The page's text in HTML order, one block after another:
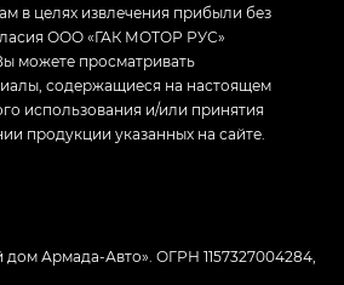
в целях извлечения прибыли без
ООО «ГАК МОТОР РУС»
можете просматривать
содержащиеся на настоящем
использования и/или принятия
продукции указанных на сайте.
Армада-Авто». ОГРН 1157327004284,